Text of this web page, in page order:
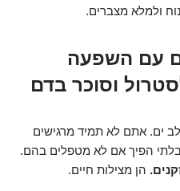
ולמלא מצברים.
עם השפעה
וסוכר בדם
ים. אתם לא תמיד מרגישים
הפיך אם לא מטפלים בהם.
הן מצילות חיים.